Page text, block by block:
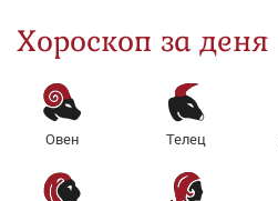
Хороскоп за деня
Овен Телец